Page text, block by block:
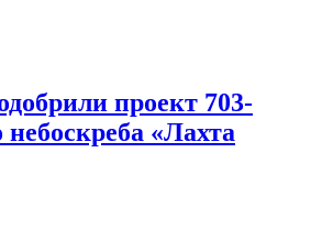
проект 703-
небоскреба «Лахта